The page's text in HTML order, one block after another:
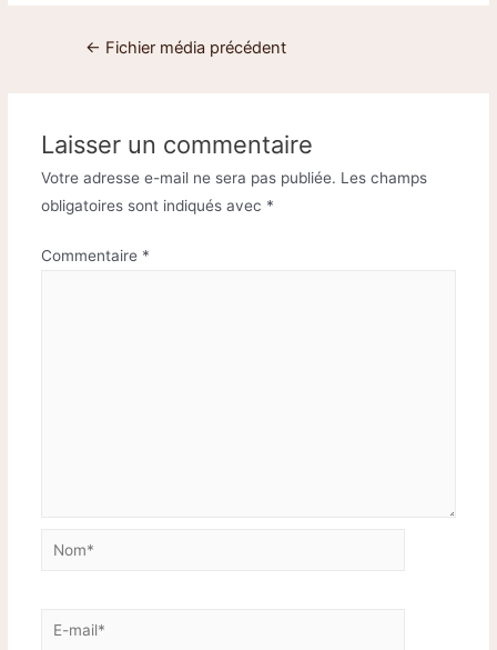
← Fichier média précédent
Laisser un commentaire
Votre adresse e-mail ne sera pas publiée. Les champs
obligatoires sont indiqués avec *
Commentaire *